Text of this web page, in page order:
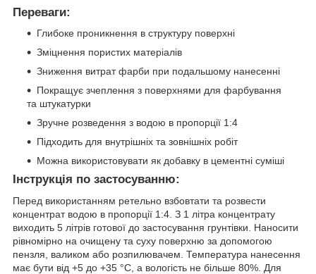
Переваги:
Глибоке проникнення в структуру поверхні
Зміцнення пористих матеріалів
Зниження витрат фарби при подальшому нанесенні
Покращує зчеплення з поверхнями для фарбування
та штукатурки
Зручне розведення з водою в пропорції 1:4
Підходить для внутрішніх та зовнішніх робіт
Можна використовувати як добавку в цементні суміші
Інструкція по застосуванню:
Перед використанням ретельно взбовтати та розвести
концентрат водою в пропорції 1:4. З 1 літра концентрату
виходить 5 літрів готової до застосування грунтівки. Наносити
рівномірно на очищену та суху поверхню за допомогою
пензля, валиком або розпилювачем. Температура нанесення
має бути від +5 до +35 °C, а вологість не більше 80%. Для